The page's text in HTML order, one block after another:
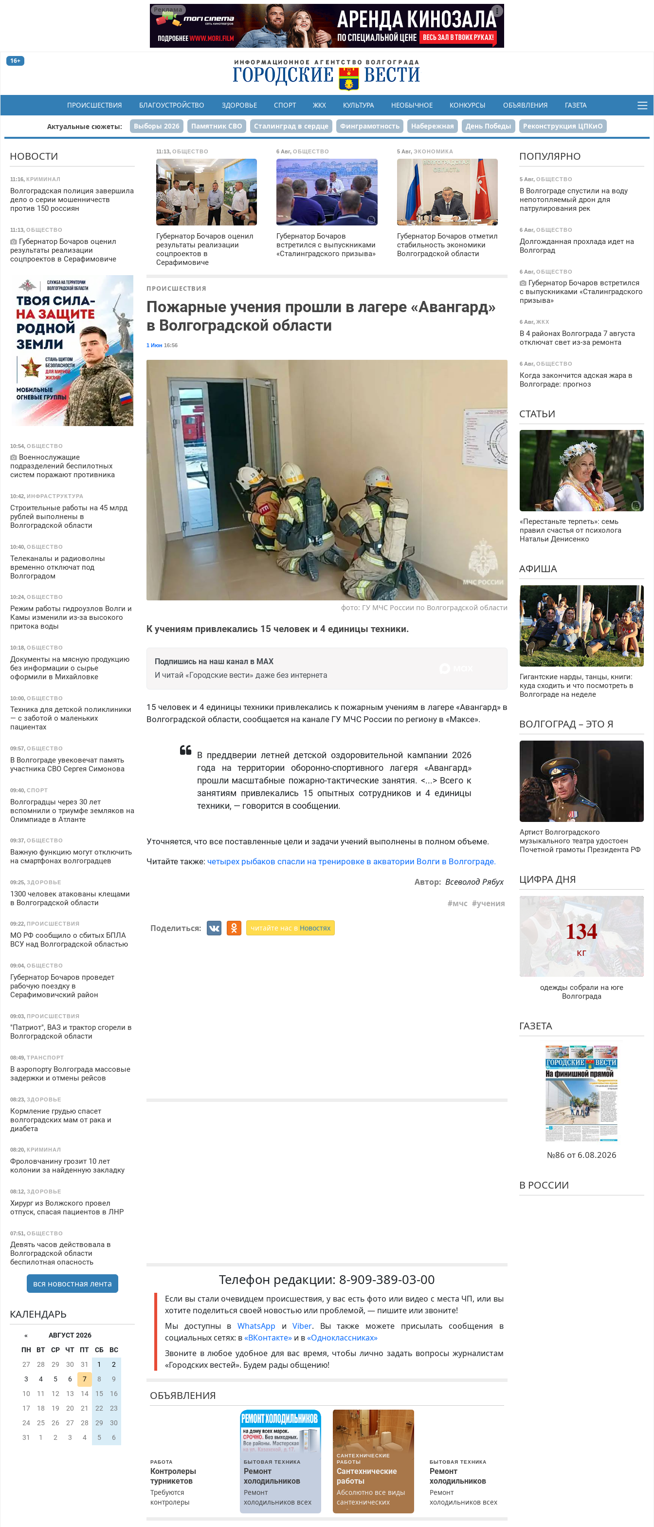
Реклама
16+
ПРОИСШЕСТВИЯ БЛАГОУСТРОЙСТВО ЗДОРОВЬЕ СПОРТ ЖКХ КУЛЬТУРА НЕОБЫЧНОЕ КОНКУРСЫ ОБЪЯВЛЕНИЯ ГАЗЕТА
Актуальные сюжеты: Выборы 2026 Памятник СВО Сталинград в сердце Финграмотность Набережная День Победы Реконструкция ЦПКиО
80-летие Победы Парк Героев-летчиков
11:13,ОБЩЕСТВО
Губернатор Бочаров оценил
результаты реализации
соцпроектов в
Серафимовиче
6 Авг,ОБЩЕСТВО
Губернатор Бочаров
встретился с выпускниками
«Сталинградского призыва»
5 Авг, ЭКОНОМИКА
Губернатор Бочаров отметил
стабильность экономики
Волгоградской области
ПРОИСШЕСТВИЯ
Пожарные учения прошли в лагере «Авангард»
в Волгоградской области
1 Июн 16:56
фото: ГУ МЧС России по Волгоградской области
К учениям привлекались 15 человек и 4 единицы техники.
Подпишись на наш канал в MAX
И читай «Городские вести» даже без интернета
15 человек и 4 единицы техники привлекались к пожарным учениям в лагере «Авангард» в
Волгоградской области, сообщается на канале ГУ МЧС России по региону в «Максе».
В преддверии летней детской оздоровительной кампании 2026
года на территории оборонно-спортивного лагеря «Авангард»
прошли масштабные пожарно-тактические занятия. <...> Всего к
занятиям привлекались 15 опытных сотрудников и 4 единицы
техники, — говорится в сообщении.
Уточняется, что все поставленные цели и задачи учений выполнены в полном объеме.
Читайте также:четырех рыбаков спасли на тренировке в акватории Волги в Волгограде.
Автор: Всеволод Рябух
мчс учения
Поделиться: читайте нас в Новостях
Телефон редакции: 8-909-389-03-00
Если вы стали очевидцем происшествия, у вас есть фото или видео с места ЧП, или вы
хотите поделиться своей новостью или проблемой, — пишите или звоните!
Мы доступны в WhatsApp иViber. Вы также можете присылать сообщения в
социальных сетях: в«ВКонтакте» и в«Одноклассниках»
Звоните в любое удобное для вас время, чтобы лично задать вопросы журналистам
«Городских вестей». Будем рады общению!
ОБЪЯВЛЕНИЯ
РАБОТА
Контролеры
турникетов
Требуются
контролеры
БЫТОВАЯ ТЕХНИКА
Ремонт
холодильников
Ремонт
холодильников всех
марок на дому.
САНТЕХНИЧЕСКИЕ
РАБОТЫ
Сантехнические
работы
Абсолютно все виды
сантехнических
работ. Быстро.
БЫТОВАЯ ТЕХНИКА
Ремонт
холодильников
Ремонт
холодильников всех
НОВОСТИ
11:16, КРИМИНАЛ
Волгоградская полиция завершила
дело о серии мошенничеств
против 150 россиян
11:13, ОБЩЕСТВО
Губернатор Бочаров оценил
результаты реализации
соцпроектов в Серафимовиче
10:54, ОБЩЕСТВО
Военнослужащие
подразделений беспилотных
систем поражают противника
10:42, ИНФРАСТРУКТУРА
Строительные работы на 45 млрд
рублей выполнены в
Волгоградской области
10:40, ОБЩЕСТВО
Телеканалы и радиоволны
временно отключат под
Волгоградом
10:24, ОБЩЕСТВО
Режим работы гидроузлов Волги и
Камы изменили из-за высокого
притока воды
10:18, ОБЩЕСТВО
Документы на мясную продукцию
без информации о сырье
оформили в Михайловке
10:00, ОБЩЕСТВО
Техника для детской поликлиники
— с заботой о маленьких
пациентах
09:57, ОБЩЕСТВО
В Волгограде увековечат память
участника СВО Сергея Симонова
09:40, СПОРТ
Волгоградцы через 30 лет
вспомнили о триумфе земляков на
Олимпиаде в Атланте
09:37, ОБЩЕСТВО
Важную функцию могут отключить
на смартфонах волгоградцев
09:25, ЗДОРОВЬЕ
1300 человек атакованы клещами
в Волгоградской области
09:22, ПРОИСШЕСТВИЯ
МО РФ сообщило о сбитых БПЛА
ВСУ над Волгоградской областью
09:04, ОБЩЕСТВО
Губернатор Бочаров проведет
рабочую поездку в
Серафимовичский район
09:03, ПРОИСШЕСТВИЯ
"Патриот", ВАЗ и трактор сгорели в
Волгоградской области
08:49, ТРАНСПОРТ
В аэропорту Волгограда массовые
задержки и отмены рейсов
08:23, ЗДОРОВЬЕ
Кормление грудью спасет
волгоградских мам от рака и
диабета
08:20, КРИМИНАЛ
Фроловчанину грозит 10 лет
колонии за найденную закладку
08:12, ЗДОРОВЬЕ
Хирург из Волжского провел
отпуск, спасая пациентов в ЛНР
07:51, ОБЩЕСТВО
Девять часов действовала в
Волгоградской области
беспилотная опасность
вся новостная лента
КАЛЕНДАРЬ
«
АВГУСТ 2026
ПН
ВТ СР ЧТ ПТ СБ
ВС
27
28 29 30 31 1
2
3
4 5 6 7 8
9
10
11 12 13 14 15
16
17
18 19 20 21 22
23
24
25 26 27 28 29
30
31
1 2 3 4 5 6
ПОПУЛЯРНО
5 Авг, ОБЩЕСТВО
В Волгограде спустили на воду
непотопляемый дрон для
патрулирования рек
6 Авг, ОБЩЕСТВО
Долгожданная прохлада идет на
Волгоград
6 Авг, ОБЩЕСТВО
Губернатор Бочаров встретился
с выпускниками «Сталинградского
призыва»
6 Авг, ЖКХ
В 4 районах Волгограда 7 августа
отключат свет из-за ремонта
6 Авг, ОБЩЕСТВО
Когда закончится адская жара в
Волгограде: прогноз
СТАТЬИ
«Перестаньте терпеть»: семь
правил счастья от психолога
Натальи Денисенко
АФИША
Гигантские нарды, танцы, книги:
куда сходить и что посмотреть в
Волгограде на неделе
ВОЛГОГРАД – ЭТО Я
Артист Волгоградского
музыкального театра удостоен
Почетной грамоты Президента РФ
ЦИФРА ДНЯ
134
кг
одежды собрали на юге
Волгограда
ГАЗЕТА
№86 от 6.08.2026
В РОССИИ